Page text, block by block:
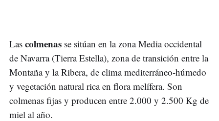
Las colmenas se sitúan en la zona Media occidental
de Navarra (Tierra Estella), zona de transición entre la
Montaña y la Ribera, de clima mediterráneo-húmedo
y vegetación natural rica en flora melífera. Son
colmenas fijas y producen entre 2.000 y 2.500 Kg de
miel al año.